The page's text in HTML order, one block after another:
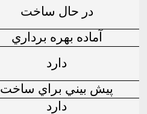
در حال ساخت
آماده بهره برداري
دارد
پيش بيني براي ساخت
دارد